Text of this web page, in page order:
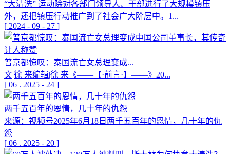
“大清洗” 运动除对各部门领导人、干部进行了大规模镇压
外，还把镇压行动推广到了社会广大阶层中。1...
[ 2024 - 09 - 27 ]
普京都惊叹：泰国流亡女总理变成...
文|徐 来编辑|徐 来《——【·前言·】——》20...
[ 06 . 2025 - 24 ]
两千五百年的恩情，几十年的仇怨
来源：视频号2025年6月18日两千五百年的恩情，几十年的仇
怨
[ 06 . 2025 - 20 ]